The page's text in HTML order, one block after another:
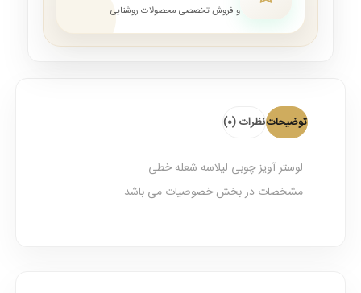
و فروش تخصصی محصولات روشنایی
توضیحاتنظرات (0)
لوستر آویز چوبی لیلاسه شعله خطی
مشخصات در بخش خصوصیات می باشد